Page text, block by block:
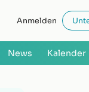
Anmelden
News Kalender